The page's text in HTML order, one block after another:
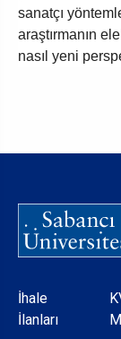
sanatçı
araştırmanın
nasıl yeni
Dipnot
İhale
İlanları